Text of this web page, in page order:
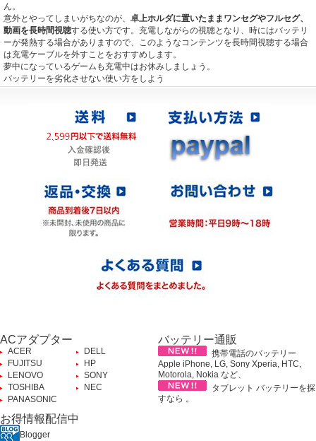
ん。
意外とやってしまいがちなのが、 卓上ホルダに置いたままワンセグやフルセグ、
動画を長時間視聴する使い方です。充電しながらの視聴となり、時にはバッテリ
ーが発熱する場合がありますので、このようなコンテンツを長時間視聴する場合
は充電ケーブルを外すことをおすすめします。
夢中になっているゲームも充電中はお休みしましょう。
バッテリーを劣化させない使い方をしよう
ACアダプター
ACER
DELL
FUJITSU
HP
LENOVO
SONY
TOSHIBA
NEC
PANASONIC
バッテリー通販
携帯電話のバッテリー
Apple iPhone, LG, Sony Xperia, HTC,
Motorola, Nokia など、
タブレット バッテリーを探
すなら 。
お得情報配信中
Blogger